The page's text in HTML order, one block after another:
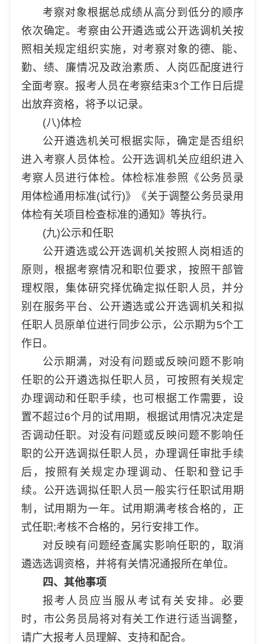
考察对象根据总成绩从高分到低分的顺序
依次确定。考察由公开遴选或公开选调机关按
照相关规定组织实施，对考察对象的德、能、
勤、绩、廉情况及政治素质、人岗匹配度进行
全面考察。报考人员在考察结束3个工作日后提
出放弃资格，将予以记录。
(八)体检
公开遴选机关可根据实际，确定是否组织
进入考察人员体检。公开选调机关应组织进入
考察人员进行体检。体检标准参照《公务员录
用体检通用标准(试行)》《关于调整公务员录用
体检有关项目检查标准的通知》等执行。
(九)公示和任职
公开遴选或公开选调机关按照人岗相适的
原则，根据考察情况和职位要求，按照干部管
理权限，集体研究择优确定拟任职人员，并分
别在服务平台、公开遴选或公开选调机关和拟
任职人员原单位进行同步公示，公示期为5个工
作日。
公示期满，对没有问题或反映问题不影响
任职的公开遴选拟任职人员，可按照有关规定
办理调动和任职手续，也可根据工作需要，设
置不超过6个月的试用期，根据试用情况决定是
否调动任职。对没有问题或反映问题不影响任
职的公开选调拟任职人员，办理调任审批手续
后，按照有关规定办理调动、任职和登记手
续。公开选调拟任职人员一般实行任职试用期
制，试用期为一年。试用期满考核合格的，正
式任职;考核不合格的，另行安排工作。
对反映有问题经查属实影响任职的，取消
遴选选调资格，并将有关情况通报所在单位。
四、其他事项
报考人员应当服从考试有关安排。必要
时，市公务员局将对有关工作进行适当调整，
请广大报考人员理解、支持和配合。